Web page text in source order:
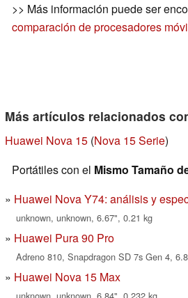
>> Más información puede ser
comparación de procesadores
Más artículos relacionados
Huawei Nova 15 (Nova 15 Serie)
Portátiles con el Mismo Tamaño
Huawei Nova Y74: análisis y
unknown, unknown, 6.67", 0.21 kg
Huawei Pura 90 Pro
Adreno 810, Snapdragon SD 7s Gen 4,
Huawei Nova 15 Max